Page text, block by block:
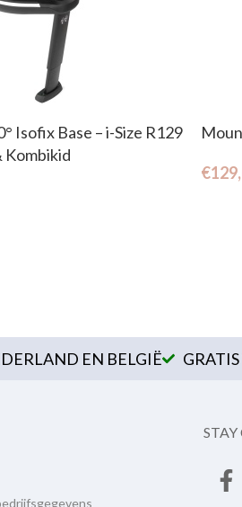
Isofix Base – i-Size R129
Kombikid
€
EN BELGIË